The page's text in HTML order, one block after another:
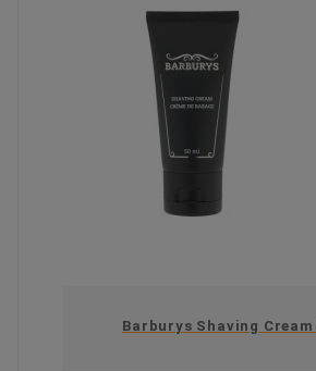
Barburys Shaving Cream